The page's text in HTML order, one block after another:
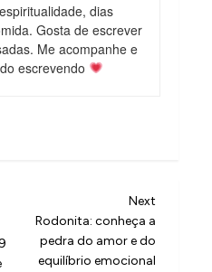
dias
Gosta de escrever
Me acompanhe e
escrevendo
Next
Post
Next
Rodonita: conheça a
pedra do amor e do
equilíbrio emocional